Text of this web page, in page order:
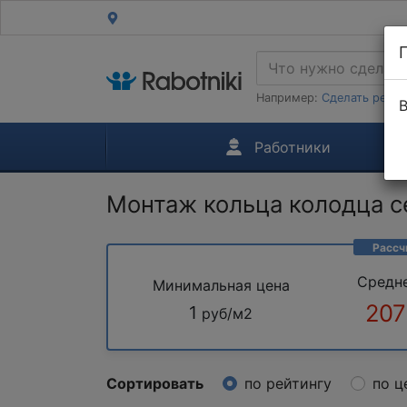
Например: Сделать
Работники
Монтаж кольца колодца
Минимальная цена
1 руб/м2
Сортировать по рейтингу по